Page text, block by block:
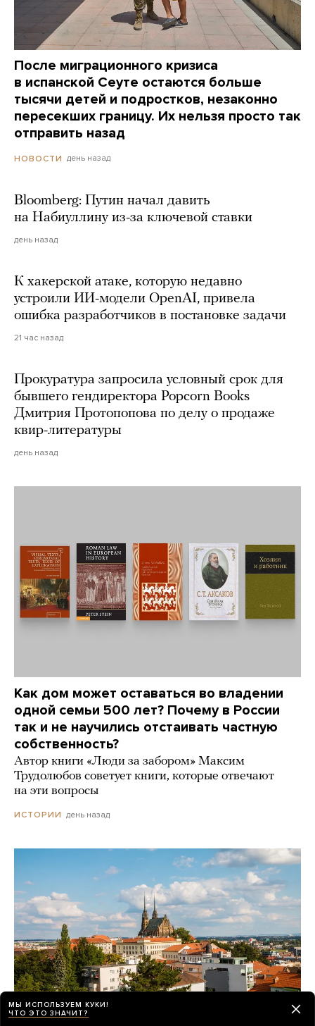
После миграционного кризиса
в испанской Сеуте остаются больше
тысячи детей и подростков, незаконно
пересекших границу. Их нельзя просто так
отправить назад
НОВОСТИ день назад
Bloomberg: Путин начал давить
на Набиуллину из-за ключевой ставки
день назад
К хакерской атаке, которую недавно
устроили ИИ-модели OpenAI, привела
ошибка разработчиков в постановке задачи
21 час назад
Прокуратура запросила условный срок для
бывшего гендиректора Popcorn Books
Дмитрия Протопопова по делу о продаже
квир-литературы
день назад
Как дом может оставаться во владении
одной семьи 500 лет? Почему в России
так и не научились отстаивать частную
собственность?
Автор книги «Люди за забором» Максим
Трудолюбов советует книги, которые отвечают
на эти вопросы
ИСТОРИИ день назад
МЫ ИСПОЛЬЗУЕМ КУКИ!
ЧТО ЭТО ЗНАЧИТ?